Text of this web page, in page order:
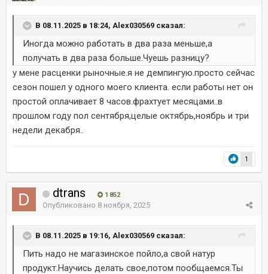
В 08.11.2025 в 18:24, Alex030569 сказал:
Иногда можно работать в два раза меньше,а
получать в два раза больше.Чуешь разницу?
у мене расценки рыночные.я не демпингую.просто сейчас
сезон пошел у одного моего клиента. если работы нет он
простой оплачивает 8 часов.фрахтует месяцами..в
прошлом году пол сентября,целые октябрь,ноябрь и три
недели декабря..
1
dtrans 1 852
Опубликовано 8 ноября, 2025
В 08.11.2025 в 19:16, Alex030569 сказал:
Пить надо не магазинское пойло,а свой натур
продукт.Научись делать свое,потом пообщаемся.Ты